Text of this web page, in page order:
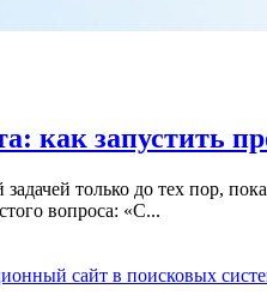
как запустить
только до тех пор,
вопроса: «С...